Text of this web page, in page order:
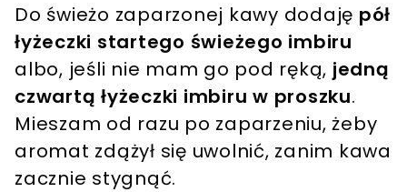
Do świeżo zaparzonej kawy dodaję pół
łyżeczki startego świeżego imbiru
albo, jeśli nie mam go pod ręką, jedną
czwartą łyżeczki imbiru w proszku.
Mieszam od razu po zaparzeniu, żeby
aromat zdążył się uwolnić, zanim kawa
zacznie stygnąć.